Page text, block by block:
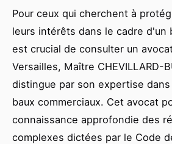
Pour ceux qui cherchent à
leurs intérêts dans le cadre d'un
est crucial de consulter un
Versailles, Maître CHEVILLARD-
distingue par son expertise
baux commerciaux. Cet avocat
connaissance approfondie des
complexes dictées par le Code